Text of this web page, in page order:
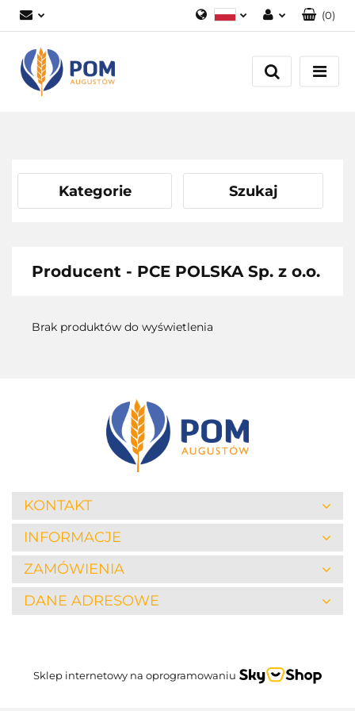
Zaloguj się
Załóż konto
(0)
Kategorie Szukaj
Producent - PCE POLSKA Sp. z o.o.
Brak produktów do wyświetlenia
KONTAKT
INFORMACJE
ZAMÓWIENIA
DANE ADRESOWE
Sklep internetowy na oprogramowaniu